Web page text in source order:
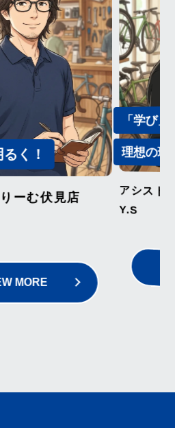
！
伏見店
「学び」が
理想の現場。
アシスト＆